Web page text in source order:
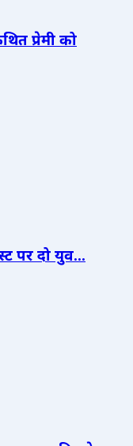
प्रेमी को
पर दो युव...